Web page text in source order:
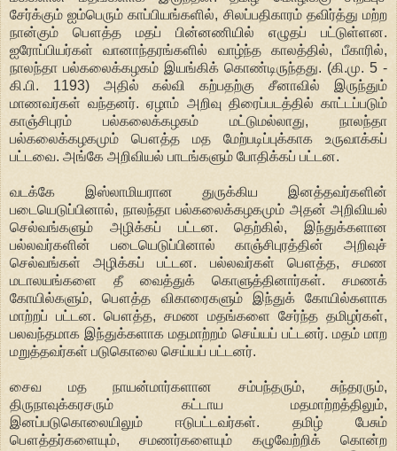
சேர்க்கும் ஐம்பெரும் காப்பியங்களில், சிலப்பதிகாரம் தவிர்த்து மற்ற
நான்கும் பௌத்த மதப் பின்னணியில் எழுதப் பட்டுள்ளன.
ஐரோப்பியர்கள் வானாந்தரங்களில் வாழ்ந்த காலத்தில், பீகாரில்,
நாலந்தா பல்கலைக்கழகம் இயங்கிக் கொண்டிருந்தது. (கி.மு. 5 -
கி.பி. 1193) அதில் கல்வி கற்பதற்கு சீனாவில் இருந்தும்
மாணவர்கள் வந்தனர். ஏழாம் அறிவு திரைப்படத்தில் காட்டப்படும்
காஞ்சிபுரம் பல்கலைக்கழகம் மட்டுமல்லாது, நாலந்தா
பல்கலைக்கழகமும் பௌத்த மத மேற்படிப்புக்காக உருவாக்கப்
பட்டவை. அங்கே அறிவியல் பாடங்களும் போதிக்கப் பட்டன.
வடக்கே இஸ்லாமியரான துருக்கிய இனத்தவர்களின்
படையெடுப்பினால், நாலந்தா பல்கலைக்கழகமும் அதன் அறிவியல்
செல்வங்களும் அழிக்கப் பட்டன. தெற்கில், இந்துக்களான
பல்லவர்களின் படையெடுப்பினால் காஞ்சிபுரத்தின் அறிவுச்
செல்வங்கள் அழிக்கப் பட்டன. பல்லவர்கள் பௌத்த, சமண
மடாலயங்களை தீ வைத்துக் கொளுத்தினார்கள். சமணக்
கோயில்களும், பௌத்த விகாரைகளும் இந்துக் கோயில்களாக
மாற்றப் பட்டன. பௌத்த, சமண மதங்களை சேர்ந்த தமிழர்கள்,
பலவந்தமாக இந்துக்களாக மதமாற்றம் செய்யப் பட்டனர். மதம் மாற
மறுத்தவர்கள் படுகொலை செய்யப் பட்டனர்.
சைவ மத நாயன்மார்களான சம்பந்தரும், சுந்தரரும்,
திருநாவுக்கரசரும் கட்டாய மதமாற்றத்திலும்,
இனப்படுகொலையிலும் ஈடுபட்டவர்கள். தமிழ் பேசும்
பௌத்தர்களையும், சமணர்களையும் கழுவேற்றிக் கொன்ற